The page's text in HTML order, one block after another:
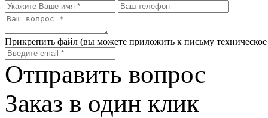
Прикрепить файл (вы можете приложить к письму
Отправить вопрос
Заказ в один клик